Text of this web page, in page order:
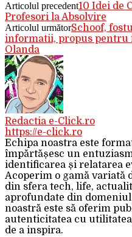
Articolul precedent10 Idei de
Profesori la Absolvire
Articolul următorSchoof,
informatii, propus
Olanda
Redactia e-Click.ro
https://e-click.ro
Echipa noastra este
împărtășesc un
identificarea și relatarea
Acoperim o gamă variată
din sfera tech, life,
aprofundate din
noastră este să oferim
autenticitatea cu
de a inspira.